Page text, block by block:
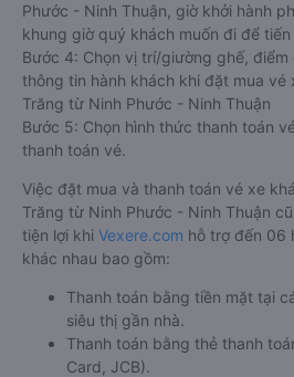
Phước - Ninh Thuận, giờ khởi hành
khung giờ quý khách muốn đi để
Bước 4: Chọn vị trí/giường ghế,
thông tin hành khách khi đặt mua vé
Trăng từ Ninh Phước - Ninh Thuận
Bước 5: Chọn hình thức thanh toán
thanh toán vé.
Việc đặt mua và thanh toán vé xe
Trăng từ Ninh Phước - Ninh Thuận
tiện lợi khi Vexere.com hỗ trợ đến 06
khác nhau bao gồm:
Thanh toán bằng tiền mặt tại
siêu thị gần nhà.
Thanh toán bằng thẻ thanh
Card, JCB).